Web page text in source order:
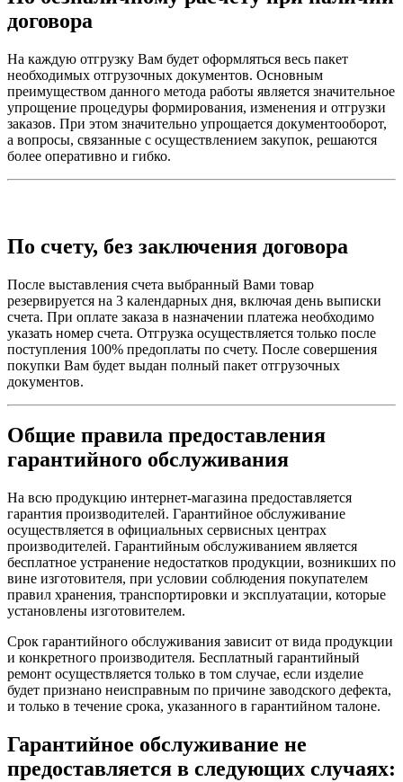
договора
На каждую отгрузку Вам будет оформляться весь пакет
необходимых отгрузочных документов. Основным
преимуществом данного метода работы является значительное
упрощение процедуры формирования, изменения и отгрузки
заказов. При этом значительно упрощается документооборот,
а вопросы, связанные с осуществлением закупок, решаются
более оперативно и гибко.
По счету, без заключения договора
После выставления счета выбранный Вами товар
резервируется на 3 календарных дня, включая день выписки
счета. При оплате заказа в назначении платежа необходимо
указать номер счета. Отгрузка осуществляется только после
поступления 100% предоплаты по счету. После совершения
покупки Вам будет выдан полный пакет отгрузочных
документов.
Общие правила предоставления
гарантийного обслуживания
На всю продукцию интернет-магазина предоставляется
гарантия производителей. Гарантийное обслуживание
осуществляется в официальных сервисных центрах
производителей. Гарантийным обслуживанием является
бесплатное устранение недостатков продукции, возникших по
вине изготовителя, при условии соблюдения покупателем
правил хранения, транспортировки и эксплуатации, которые
установлены изготовителем.
Срок гарантийного обслуживания зависит от вида продукции
и конкретного производителя. Бесплатный гарантийный
ремонт осуществляется только в том случае, если изделие
будет признано неисправным по причине заводского дефекта,
и только в течение срока, указанного в гарантийном талоне.
Гарантийное обслуживание не
предоставляется в следующих случаях: